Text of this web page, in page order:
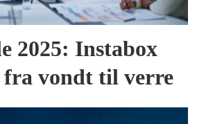
2025: Instabox
fra vondt til verre